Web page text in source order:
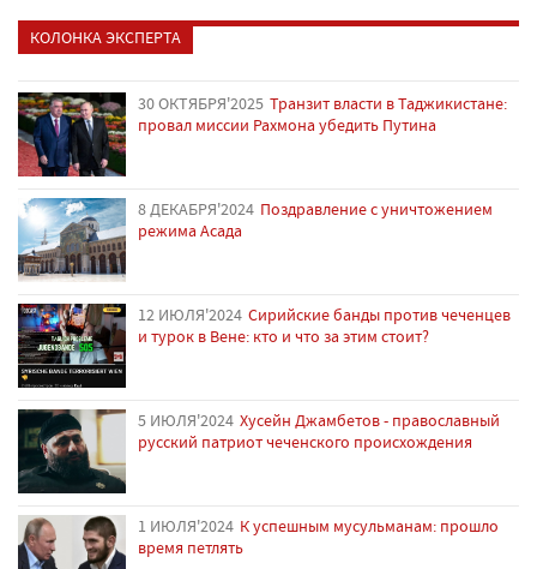
КОЛОНКА ЭКСПЕРТА
30 ОКТЯБРЯ'2025 Транзит власти в Таджикистане:
провал миссии Рахмона убедить Путина
8 ДЕКАБРЯ'2024 Поздравление с уничтожением
режима Асада
12 ИЮЛЯ'2024 Сирийские банды против чеченцев
и турок в Вене: кто и что за этим стоит?
5 ИЮЛЯ'2024 Хусейн Джамбетов - православный
русский патриот чеченского происхождения
1 ИЮЛЯ'2024 К успешным мусульманам: прошло
время петлять